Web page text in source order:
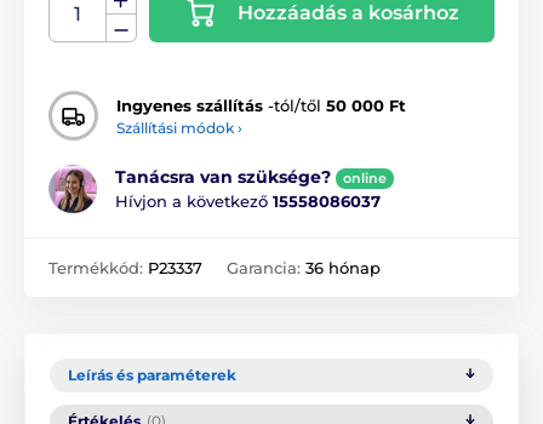
Hozzáadás a kosárhoz
Ingyenes szállítás -tól/től 50 000 Ft
Szállítási módok ›
Tanácsra van szüksége? online
Hívjon a következő 15558086037
Termékkód: P23337 Garancia: 36 hónap
Leírás és paraméterek